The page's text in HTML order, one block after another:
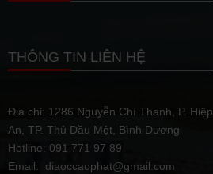
THÔNG TIN LIÊN HỆ
Địa chỉ: 1286 Nguyễn Chí Thanh, P. Hiệp
An, TP. Thủ Dầu Một, Bình Dương
Hotline: 091 771 97 89
Email: diaoccaophat@gmail.com